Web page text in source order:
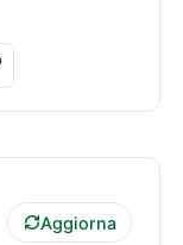
Aggiorna